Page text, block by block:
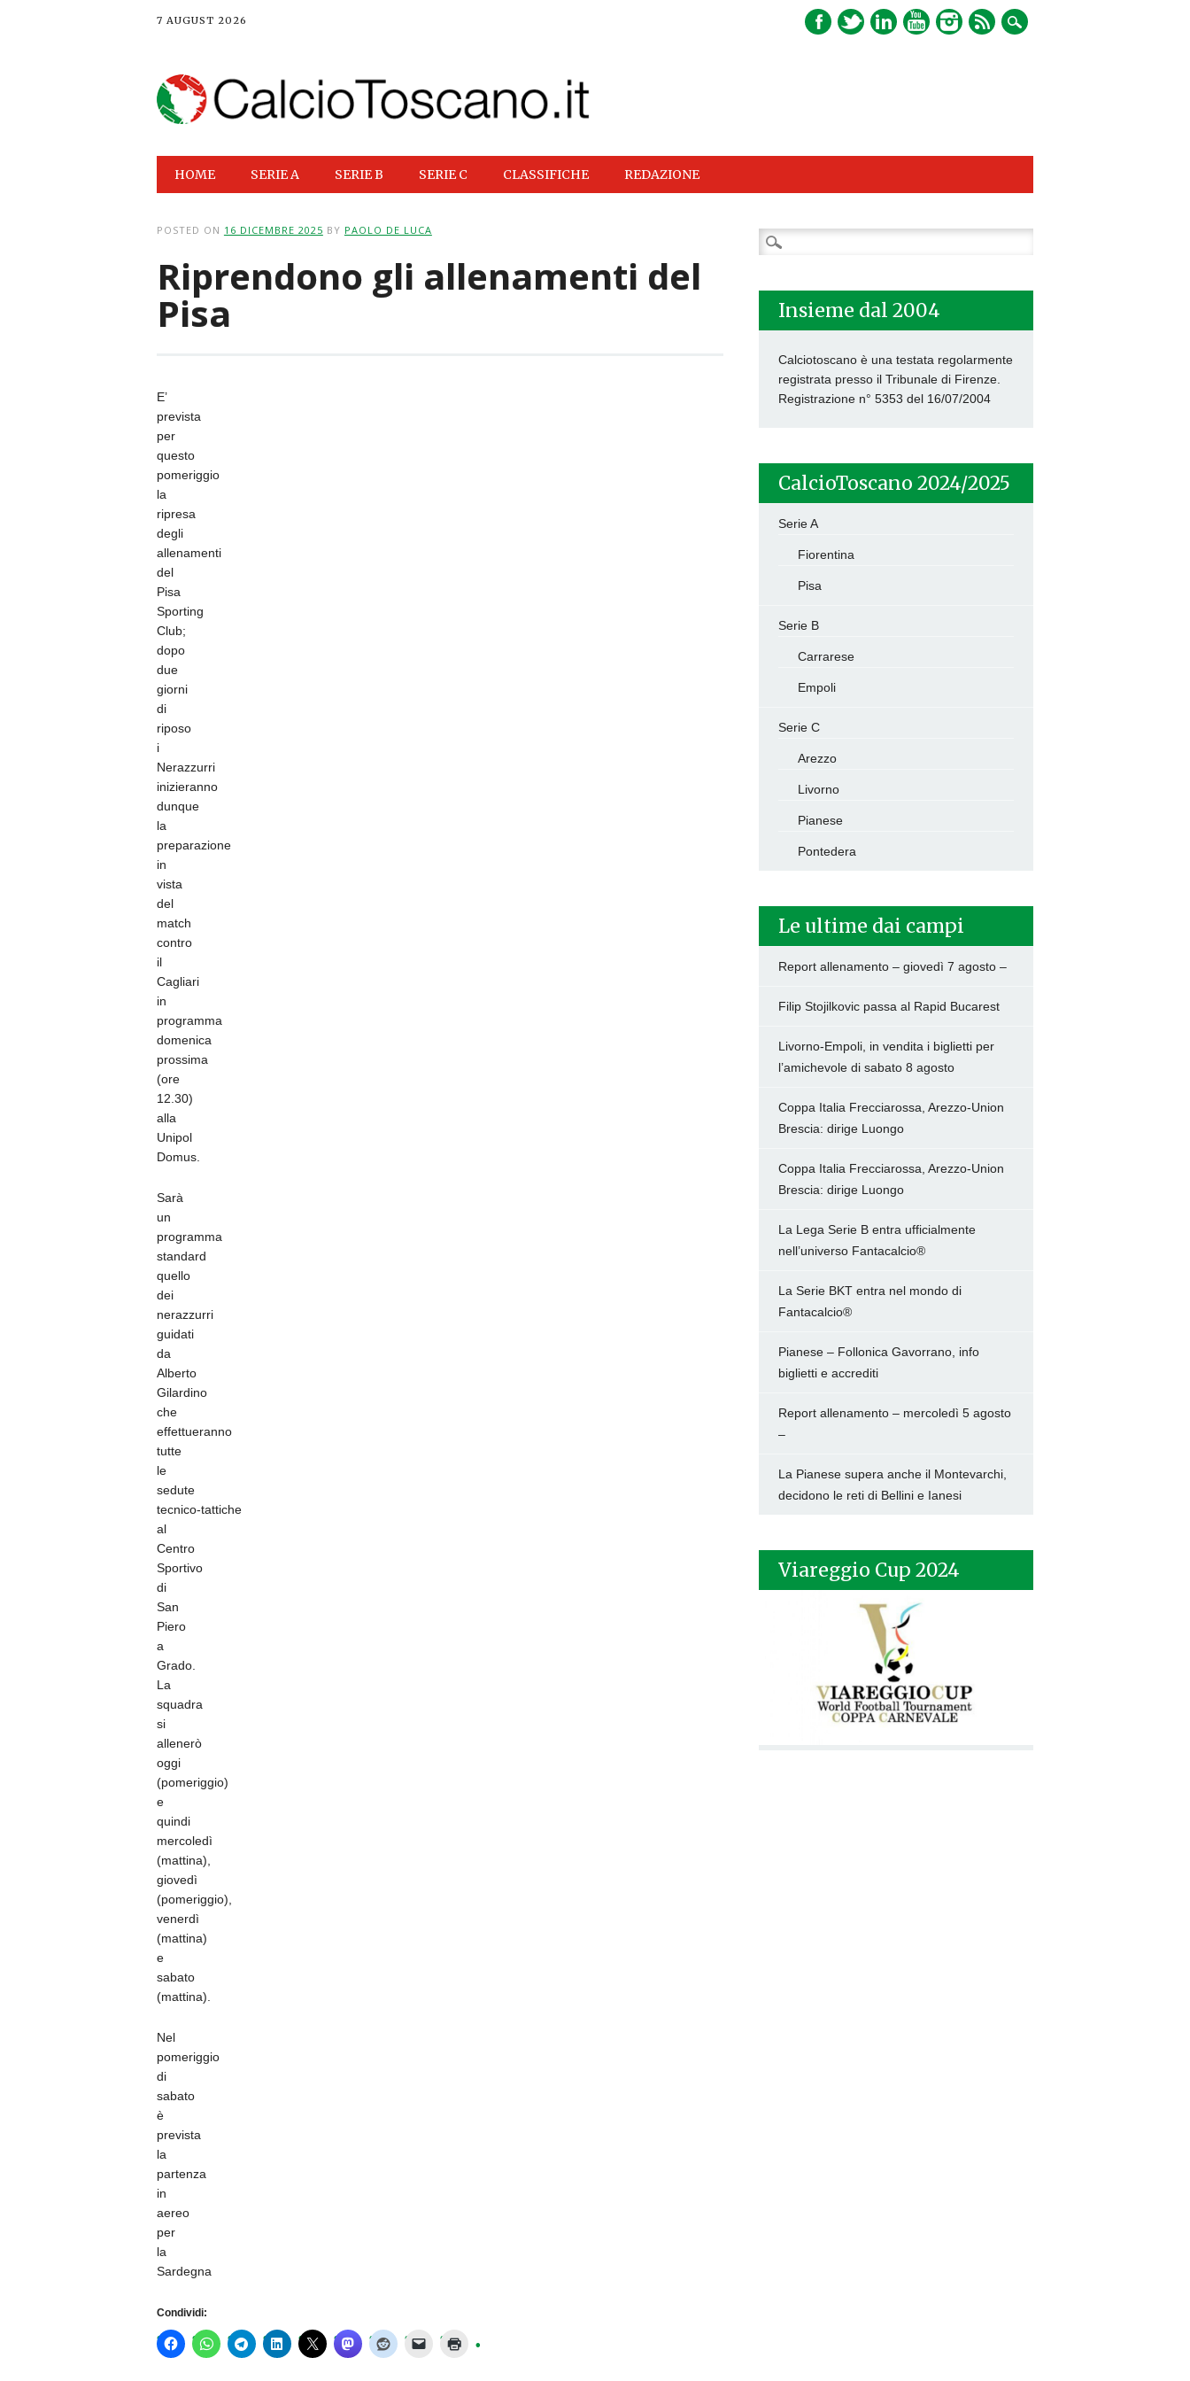
7 AUGUST 2026
Main menu
HOME SERIE A SERIE B SERIE C CLASSIFICHE REDAZIONE
POSTED ON 16 DICEMBRE 2025 BY PAOLO DE LUCA
Riprendono gli allenamenti del
Pisa
E’
prevista
per
questo
pomeriggio
la
ripresa
degli
allenamenti
del
Pisa
Sporting
Club;
dopo
due
giorni
di
riposo
i
Nerazzurri
inizieranno
dunque
la
preparazione
in
vista
del
match
contro
il
Cagliari
in
programma
domenica
prossima
(ore
12.30)
alla
Unipol
Domus.
Sarà
un
programma
standard
quello
dei
nerazzurri
guidati
da
Alberto
Gilardino
che
effettueranno
tutte
le
sedute
tecnico-tattiche
al
Centro
Sportivo
di
San
Piero
a
Grado.
La
squadra
si
allenerò
oggi
(pomeriggio)
e
quindi
mercoledì
(mattina),
giovedì
(pomeriggio),
venerdì
(mattina)
e
sabato
(mattina).
Nel
pomeriggio
di
sabato
è
prevista
la
partenza
in
aereo
per
la
Sardegna
Condividi:
Ricerca
per:
Insieme dal 2004
Calciotoscano è una testata regolarmente
registrata presso il Tribunale di Firenze.
Registrazione n° 5353 del 16/07/2004
CalcioToscano 2024/2025
Serie A
Fiorentina
Pisa
Serie B
Carrarese
Empoli
Serie C
Arezzo
Livorno
Pianese
Pontedera
Le ultime dai campi
Report allenamento – giovedì 7 agosto –
Filip Stojilkovic passa al Rapid Bucarest
Livorno-Empoli, in vendita i biglietti per
l’amichevole di sabato 8 agosto
Coppa Italia Frecciarossa, Arezzo-Union
Brescia: dirige Luongo
Coppa Italia Frecciarossa, Arezzo-Union
Brescia: dirige Luongo
La Lega Serie B entra ufficialmente
nell’universo Fantacalcio®
La Serie BKT entra nel mondo di
Fantacalcio®
Pianese – Follonica Gavorrano, info
biglietti e accrediti
Report allenamento – mercoledì 5 agosto
–
La Pianese supera anche il Montevarchi,
decidono le reti di Bellini e Ianesi
Viareggio Cup 2024